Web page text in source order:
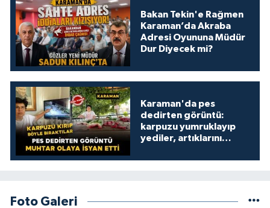
Bakan Tekin'e Rağmen
Karaman’da Akraba
Adresi Oyununa Müdür
Dur Diyecek mi?
Karaman'da pes
dedirten görüntü:
karpuzu yumruklayıp
yediler, artıklarını
Foto Galeri